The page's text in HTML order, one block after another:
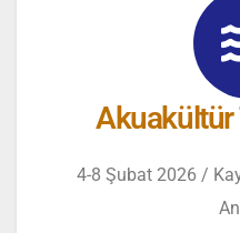
Akuakültür
4-8 Şubat 2026 /